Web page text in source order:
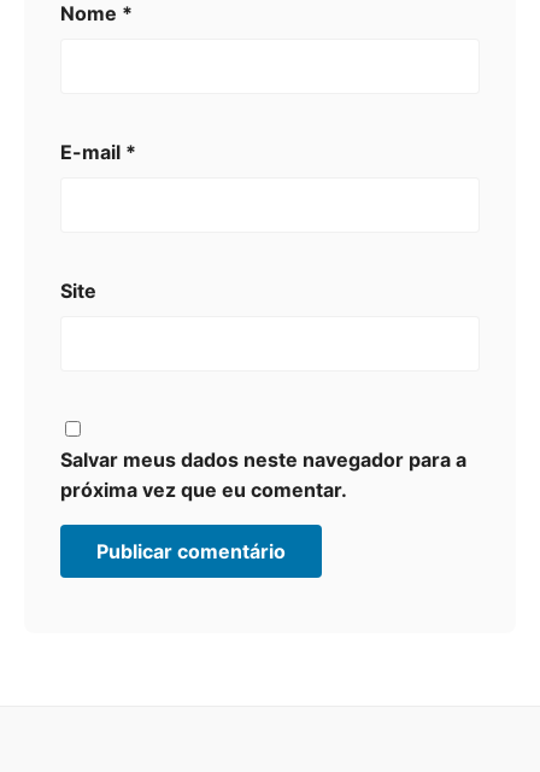
Nome *
E-mail *
Site
Salvar meus dados neste navegador para a
próxima vez que eu comentar.